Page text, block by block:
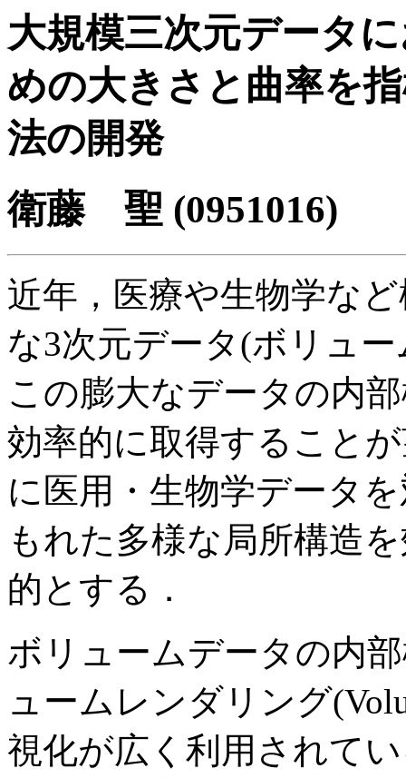
大規模三次元データ
めの大きさと曲率を
法の開発
衛藤 聖 (0951016)
近年，医療や生物学な
な3次元データ(ボリュ
この膨大なデータの内
効率的に取得すること
に医用・生物学データ
もれた多様な局所構造
的とする．
ボリュームデータの内
ュームレンダリング
視化が広く利用されて